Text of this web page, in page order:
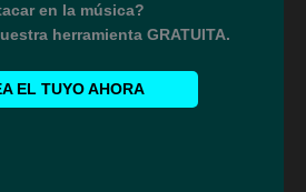
en la música?
herramienta GRATUITA.
EL TUYO AHORA